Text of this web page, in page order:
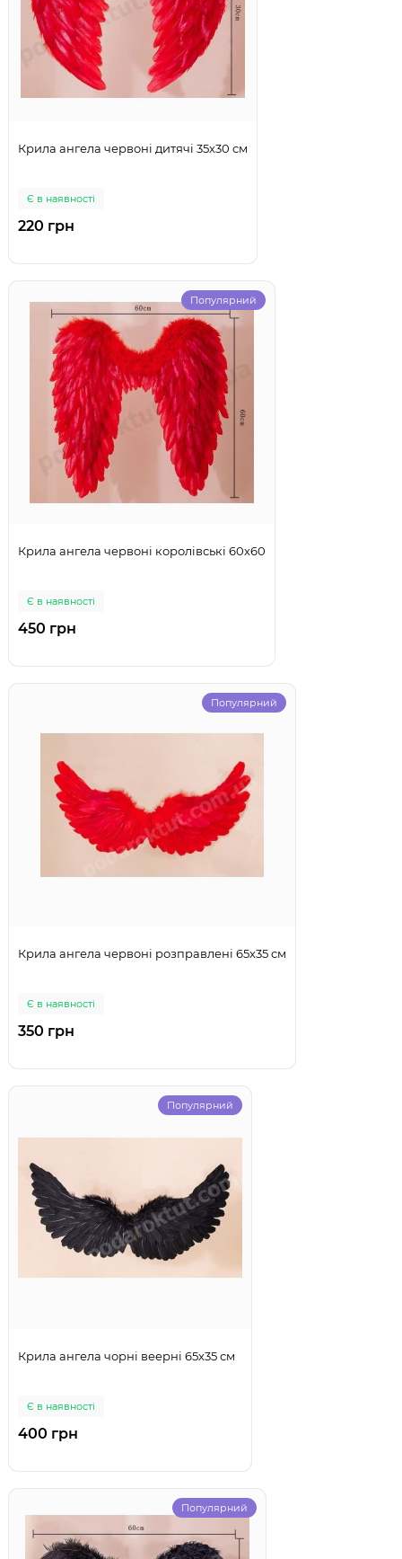
Крила ангела червоні дитячі 35х30 см
Є в наявності
220 грн
Популярний
Крила ангела червоні королівські 60х60
Є в наявності
450 грн
Популярний
Крила ангела червоні розправлені 65х35 см
Є в наявності
350 грн
Популярний
Крила ангела чорні веерні 65х35 см
Є в наявності
400 грн
Популярний